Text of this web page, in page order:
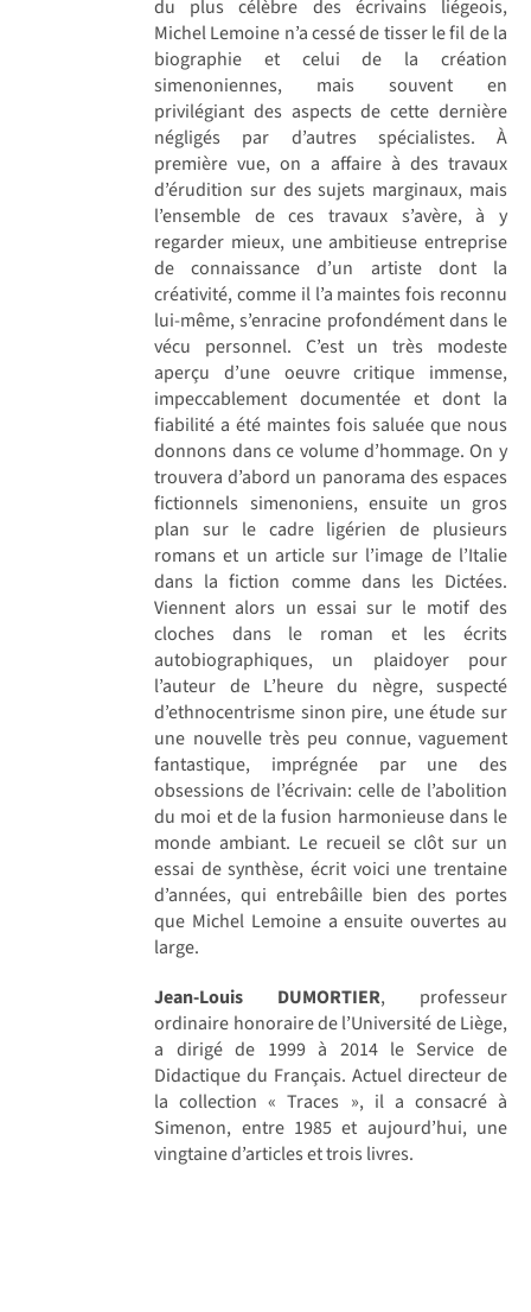
du plus célèbre des écrivains liégeois,
Michel Lemoine n’a cessé de tisser le fil de la
biographie et celui de la création
simenoniennes, mais souvent en
privilégiant des aspects de cette dernière
négligés par d’autres spécialistes. À
première vue, on a affaire à des travaux
d’érudition sur des sujets marginaux, mais
l’ensemble de ces travaux s’avère, à y
regarder mieux, une ambitieuse entreprise
de connaissance d’un artiste dont la
créativité, comme il l’a maintes fois reconnu
lui-même, s’enracine profondément dans le
vécu personnel. C’est un très modeste
aperçu d’une oeuvre critique immense,
impeccablement documentée et dont la
fiabilité a été maintes fois saluée que nous
donnons dans ce volume d’hommage. On y
trouvera d’abord un panorama des espaces
fictionnels simenoniens, ensuite un gros
plan sur le cadre ligérien de plusieurs
romans et un article sur l’image de l’Italie
dans la fiction comme dans les Dictées.
Viennent alors un essai sur le motif des
cloches dans le roman et les écrits
autobiographiques, un plaidoyer pour
l’auteur de L’heure du nègre, suspecté
d’ethnocentrisme sinon pire, une étude sur
une nouvelle très peu connue, vaguement
fantastique, imprégnée par une des
obsessions de l’écrivain: celle de l’abolition
du moi et de la fusion harmonieuse dans le
monde ambiant. Le recueil se clôt sur un
essai de synthèse, écrit voici une trentaine
d’années, qui entrebâille bien des portes
que Michel Lemoine a ensuite ouvertes au
large.
Jean-Louis DUMORTIER, professeur
ordinaire honoraire de l’Université de Liège,
a dirigé de 1999 à 2014 le Service de
Didactique du Français. Actuel directeur de
la collection « Traces », il a consacré à
Simenon, entre 1985 et aujourd’hui, une
vingtaine d’articles et trois livres.